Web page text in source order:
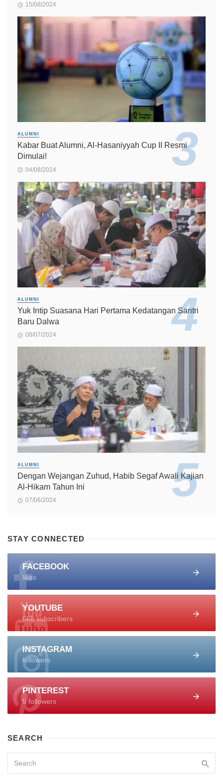
15/08/2024
ALUMNI
Kabar Buat Alumni, Al-Hasaniyyah Cup II Resmi
Dimulai!
04/08/2024
ALUMNI
Yuk Intip Suasana Hari Pertama Kedatangan Santri
Baru Dalwa
08/07/2024
ALUMNI
Dengan Wejangan Zuhud, Habib Segaf Awali Kajian
Al-Hikam Tahun Ini
07/06/2024
STAY CONNECTED
FACEBOOK
likes
YOUTUBE
668 subscribers
INSTAGRAM
followers
PINTEREST
5 followers
SEARCH